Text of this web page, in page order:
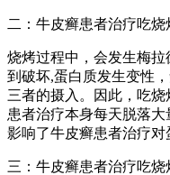
二：牛皮癣患者治疗吃烧
烧烤过程中，会发生梅
到破坏,蛋白质发生变性
三者的摄入。因此，吃
患者治疗本身每天脱落
影响了牛皮癣患者治疗对
三：牛皮癣患者治疗吃烧